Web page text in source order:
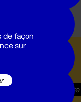
S'inscrire
de façon
sur